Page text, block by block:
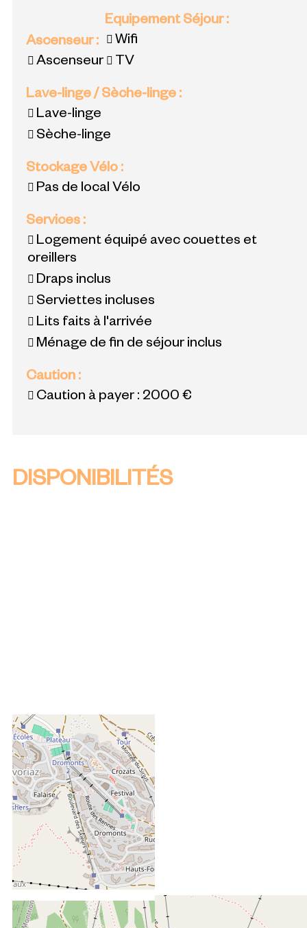
Ascenseur:
Ascenseur
Equipement Séjour:
Wifi
TV
Lave-linge / Sèche-linge :
Lave-linge
Sèche-linge
Stockage Vélo :
Pas de local Vélo
Services :
Logement équipé avec couettes et
oreillers
Draps inclus
Serviettes incluses
Lits faits à l'arrivée
Ménage de fin de séjour inclus
Caution :
Caution à payer : 2000 €
DISPONIBILITÉS